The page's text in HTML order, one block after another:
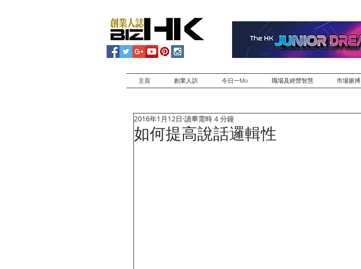
主頁 創業人訪 今日一Mo 職場及經營智慧 市場脈搏
如何提高說話邏輯性
2016年1月12日 讀畢需時 4 分鐘